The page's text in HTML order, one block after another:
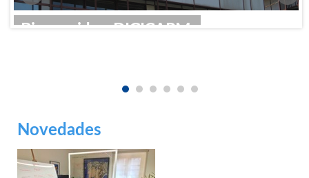
Novedades